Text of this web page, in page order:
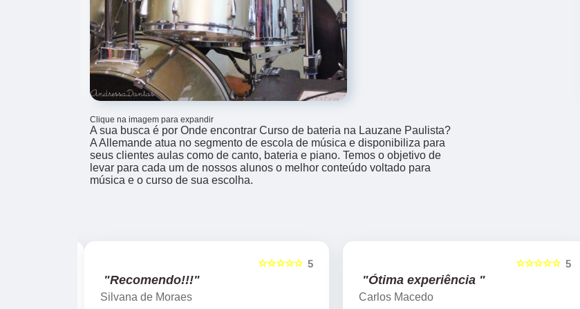
Clique na imagem para expandir
A sua busca é por Onde encontrar Curso de bateria na Lauzane Paulista?
A Allemande atua no segmento de escola de música e disponibiliza para
seus clientes aulas como de canto, bateria e piano. Temos o objetivo de
levar para cada um de nossos alunos o melhor conteúdo voltado para
música e o curso de sua escolha.
5
☆☆☆☆☆
"Recomendo!!!"
Silvana de Moraes
5
☆☆☆☆☆
"Ótima experiência "
Carlos Macedo